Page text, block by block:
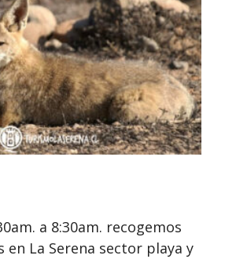
a 8:30am. recogemos
en La Serena sector playa y